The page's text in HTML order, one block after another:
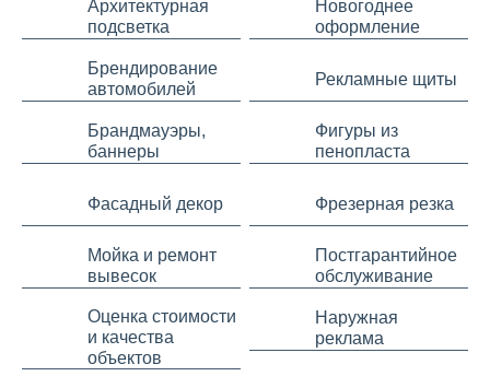
Архитектурная
подсветка
Новогоднее
оформление
Брендирование
автомобилей
Рекламные щиты
Брандмауэры,
баннеры
Фигуры из
пенопласта
Фасадный декор Фрезерная резка
Мойка и ремонт
вывесок
Постгарантийное
обслуживание
Оценка стоимости
и качества
объектов
Наружная
реклама